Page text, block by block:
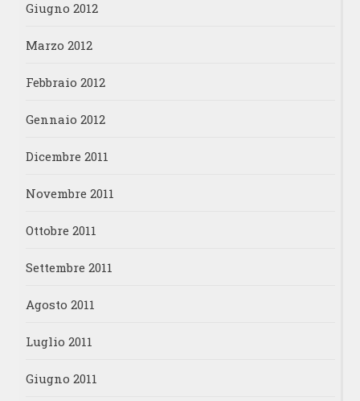
Giugno 2012
Marzo 2012
Febbraio 2012
Gennaio 2012
Dicembre 2011
Novembre 2011
Ottobre 2011
Settembre 2011
Agosto 2011
Luglio 2011
Giugno 2011